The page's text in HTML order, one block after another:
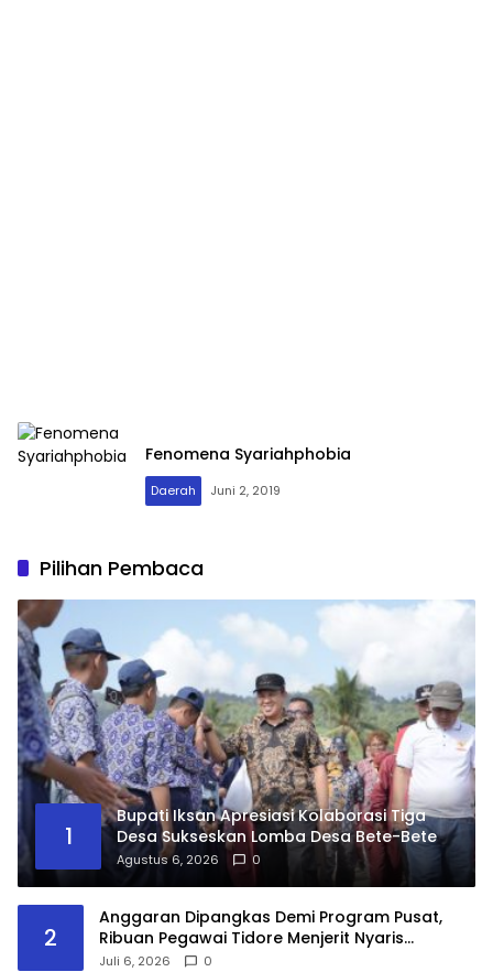
Fenomena Syariahphobia
Daerah Juni 2, 2019
Pilihan Pembaca
1
Bupati Iksan Apresiasi Kolaborasi Tiga
Desa Sukseskan Lomba Desa Bete-Bete
Agustus 6, 2026 0
2
​Anggaran Dipangkas Demi Program Pusat,
Ribuan Pegawai Tidore Menjerit Nyaris
Nganggur
Juli 6, 2026 0